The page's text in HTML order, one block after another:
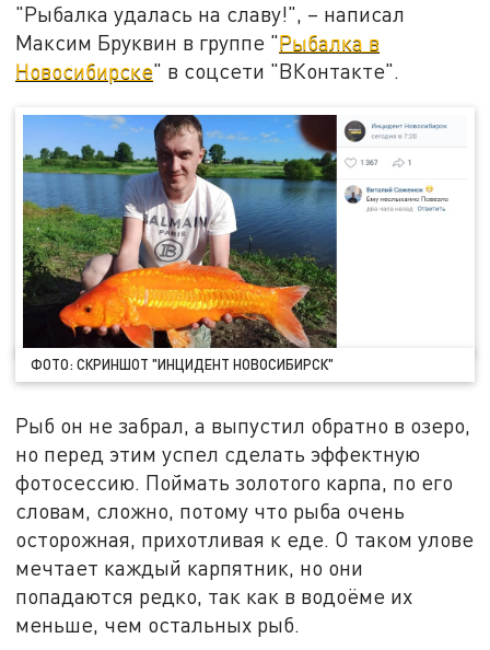
"Рыбалка удалась на славу!", – написал
Максим Бруквин в группе "Рыбалка в
Новосибирске" в соцсети "ВКонтакте".
ФОТО: СКРИНШОТ "ИНЦИДЕНТ НОВОСИБИРСК"
Рыб он не забрал, а выпустил обратно в озеро,
но перед этим успел сделать эффектную
фотосессию. Поймать золотого карпа, по его
словам, сложно, потому что рыба очень
осторожная, прихотливая к еде. О таком улове
мечтает каждый карпятник, но они
попадаются редко, так как в водоёме их
меньше, чем остальных рыб.